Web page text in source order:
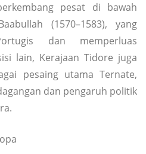
pesat di bawah
(1570–1583), yang
dan memperluas
lain, Kerajaan Tidore juga
pesaing utama Ternate,
dan pengaruh politik